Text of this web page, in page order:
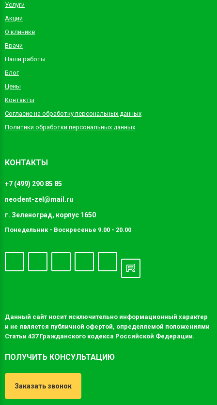
Услуги
Акции
О клинике
Врачи
Наши работы
Блог
Цены
Контакты
Согласие на обработку персональных данных
Политики обработки персональных данных
КОНТАКТЫ
+7 (499) 290 85 85
neodent-zel@mail.ru
г. Зеленоград, корпус 1650
Понедельник - Воскресенье 9.00 - 20.00
Данный сайт носит исключительно информационный характер
и не является публичной офертой, определяемой положениями
Статьи 437 Гражданского кодекса Российской Федерации.
ПОЛУЧИТЬ КОНСУЛЬТАЦИЮ
Заказать звонок